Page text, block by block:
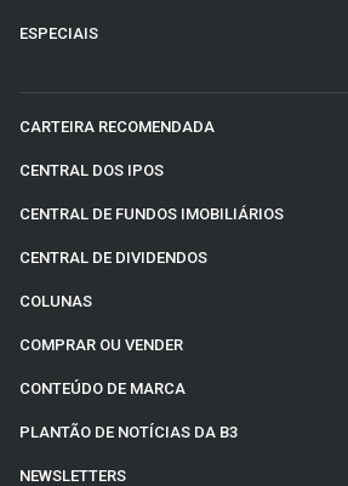
ESPECIAIS
CARTEIRA RECOMENDADA
CENTRAL DOS IPOS
CENTRAL DE FUNDOS IMOBILIÁRIOS
CENTRAL DE DIVIDENDOS
COLUNAS
COMPRAR OU VENDER
CONTEÚDO DE MARCA
PLANTÃO DE NOTÍCIAS DA B3
NEWSLETTERS